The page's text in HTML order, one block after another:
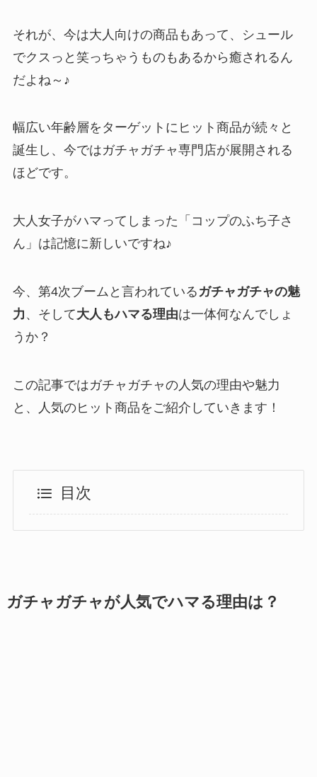
それが、今は大人向けの商品もあって、シュール
でクスっと笑っちゃうものもあるから癒されるん
だよね～♪
幅広い年齢層をターゲットにヒット商品が続々と
誕生し、今ではガチャガチャ専門店が展開される
ほどです。
大人女子がハマってしまった「コップのふち子さ
ん」は記憶に新しいですね♪
今、第4次ブームと言われている ガチャガチャの魅
力 、そして大人もハマる理由は一体何なんでしょ
うか？
この記事ではガチャガチャの人気の理由や魅力
と、人気のヒット商品をご紹介 していきます！
目次
ガチャガチャが人気でハマる理由は？